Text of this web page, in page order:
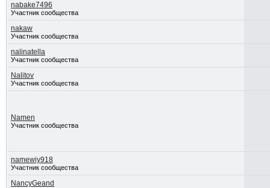
nabake7496
Участник сообщества
nakaw
Участник сообщества
nalinatella
Участник сообщества
Nalitov
Участник сообщества
Namen
Участник сообщества
namewiy918
Участник сообщества
NancyGeand